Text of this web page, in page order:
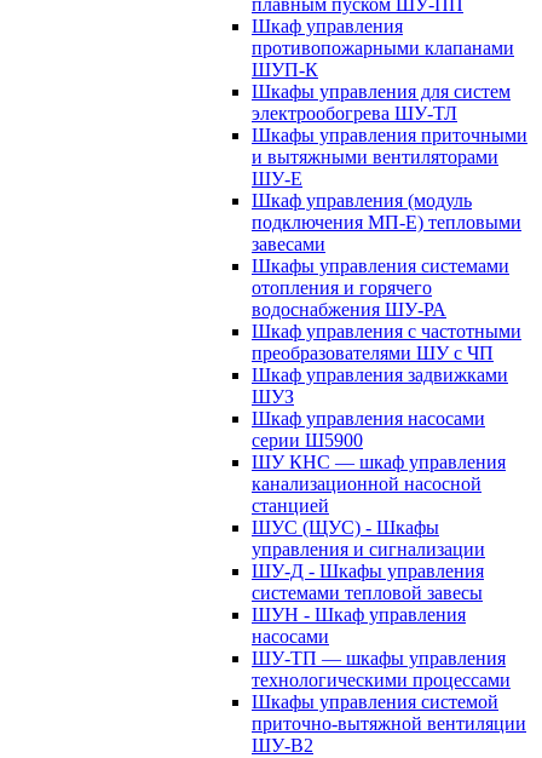
плавным пуском ШУ-ПП
Шкаф управления
противопожарными клапанами
ШУП-К
Шкафы управления для систем
электрообогрева ШУ-ТЛ
Шкафы управления приточными
и вытяжными вентиляторами
ШУ-Е
Шкаф управления (модуль
подключения МП-Е) тепловыми
завесами
Шкафы управления системами
отопления и горячего
водоснабжения ШУ-РА
Шкаф управления с частотными
преобразователями ШУ с ЧП
Шкаф управления задвижками
ШУЗ
Шкаф управления насосами
серии Ш5900
ШУ КНС — шкаф управления
канализационной насосной
станцией
ШУС (ЩУС) - Шкафы
управления и сигнализации
ШУ-Д - Шкафы управления
системами тепловой завесы
ШУН - Шкаф управления
насосами
ШУ-ТП — шкафы управления
технологическими процессами
Шкафы управления системой
приточно-вытяжной вентиляции
ШУ-В2